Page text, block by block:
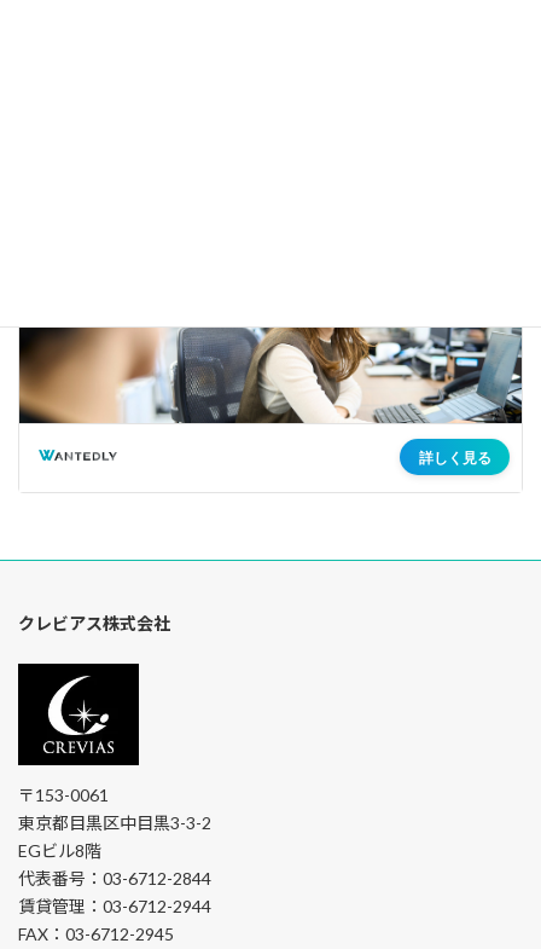
クレビアス株式会社
〒153-0061
東京都目黒区中目黒3-3-2
EGビル8階
代表番号：03-6712-2844
賃貸管理：03-6712-2944
FAX：03-6712-2945